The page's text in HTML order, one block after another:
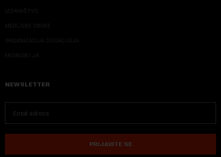
IZDAVAŠTVO
MEDIJSKE OBUKE
ORGANIZACIJA DOGADJAJA
EKONOM I JA
NEWSLETTER
PRIJAVITE SE